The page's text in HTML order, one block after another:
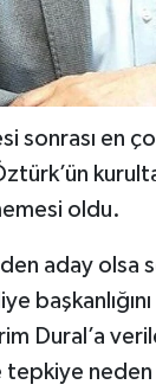
sonrası en
oldu.
aday olsa
Dural’a
tepkiye